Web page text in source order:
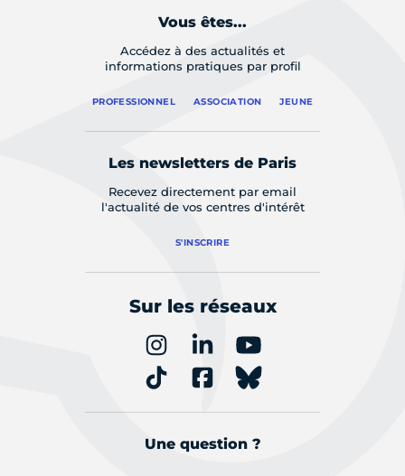
Vous êtes...
Accédez à des actualités et
informations pratiques par profil
PROFESSIONNEL ASSOCIATION JEUNE
Les newsletters de Paris
Recevez directement par email
l'actualité de vos centres d'intérêt
S'INSCRIRE
Sur les réseaux
Une question ?